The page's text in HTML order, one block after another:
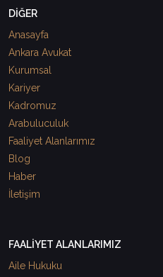
DİĞER
Anasayfa
Ankara Avukat
Kurumsal
Kariyer
Kadromuz
Arabuluculuk
Faaliyet Alanlarımız
Blog
Haber
İletişim
FAALİYET ALANLARIMIZ
Aile Hukuku